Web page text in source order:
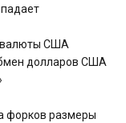
валюты США
долларов США
форков размеры